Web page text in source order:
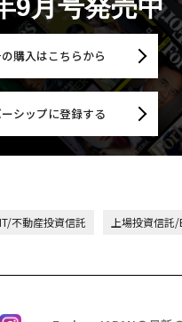
9月号発売中
購入はこちらから
シップに登録する
不動産投資信託 上場投資信託/